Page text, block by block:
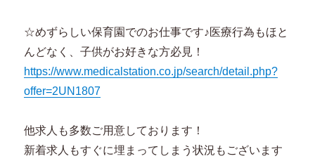
☆めずらしい保育園でのお仕事です♪医療行為もほと
んどなく、子供がお好きな方必見！
https://www.medicalstation.co.jp/search/detail.php?
offer=2UN1807
他求人も多数ご用意しております！
新着求人もすぐに埋まってしまう状況もございます